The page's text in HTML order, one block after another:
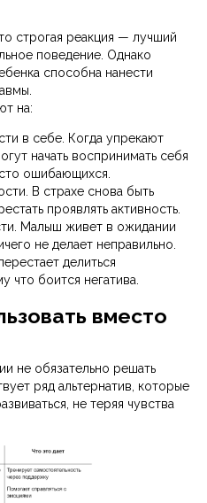
строгая реакция — лучший
поведение. Однако
способна нанести
на:
в себе. Когда упрекают
начать воспринимать себя
ошибающихся.
В страхе снова быть
проявлять активность.
Малыш живет в ожидании
не делает неправильно.
делиться
что боится негатива.
вместо
не обязательно решать
ряд альтернатив, которые
не теряя чувства